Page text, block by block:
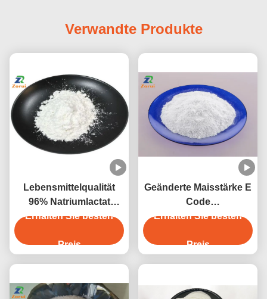
Verwandte Produkte
Lebensmittelqualität
96% Natriumlactat
Pulver
Natrium-2-
Erhalten Sie besten
Preis
Geänderte Maisstärke E
Code
E1412/E1414/E1422/E1442
Erhalten Sie besten
Preis